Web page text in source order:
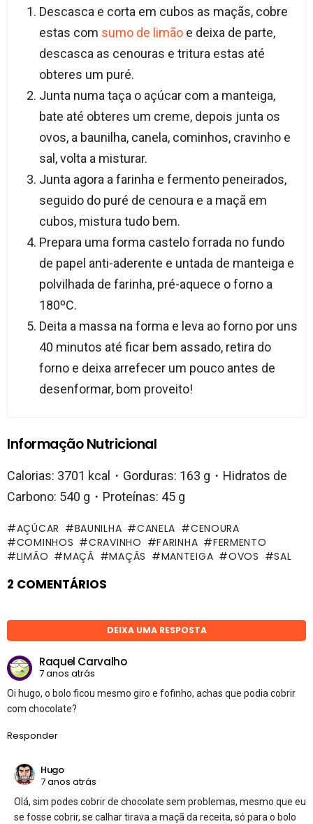
Descasca e corta em cubos as maçãs, cobre
estas com sumo de limãoe deixa de parte,
descasca as cenouras e tritura estas até
obteres um puré.
Junta numa taça o açúcar com a manteiga,
bate até obteres um creme, depois junta os
ovos, a baunilha, canela, cominhos, cravinho e
sal, volta a misturar.
Junta agora a farinha e fermento peneirados,
seguido do puré de cenoura e a maçã em
cubos, mistura tudo bem.
Prepara uma forma castelo forrada no fundo
de papel anti-aderente e untada de manteiga e
polvilhada de farinha, pré-aquece o forno a
180ºC.
Deita a massa na forma e leva ao forno por uns
40 minutos até ficar bem assado, retira do
forno e deixa arrefecer um pouco antes de
desenformar, bom proveito!
Informação Nutricional
Calorias: 3701 kcal・Gorduras: 163 g・Hidratos de
Carbono: 540 g・Proteínas: 45 g
AÇÚCAR BAUNILHA CANELA
CENOURA
COMINHOS
CRAVINHO FARINHA
FERMENTO
LIMÃO
MAÇÃ MAÇÃS MANTEIGA OVOS SAL
2 COMENTÁRIOS
DEIXA UMA RESPOSTA
Raquel Carvalho
7 anos atrás
Oi hugo, o bolo ficou mesmo giro e fofinho, achas que podia cobrir
com chocolate?
Responder
Hugo
7 anos atrás
Olá, sim podes cobrir de chocolate sem problemas, mesmo que eu
se fosse cobrir, se calhar tirava a maçã da receita, só para o bolo